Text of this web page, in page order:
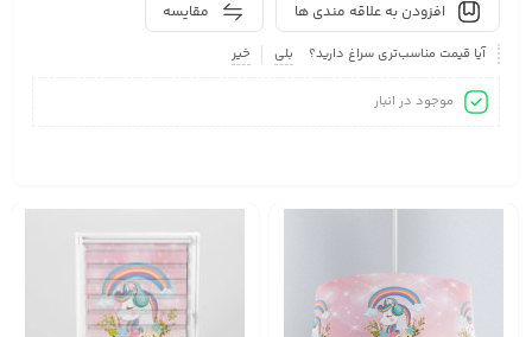
مقایسه افزودن به علاقه مندی ها
آیا قیمت مناسب‌تری سراغ دارید؟ بلی خیر
موجود در انبار